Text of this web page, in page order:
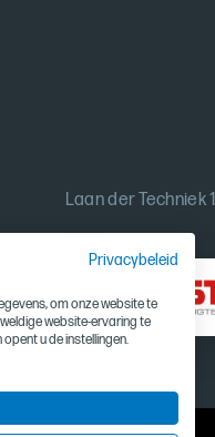
Laan der Techniek
Privacybeleid
om onze website te
website-ervaring te
u de instellingen.